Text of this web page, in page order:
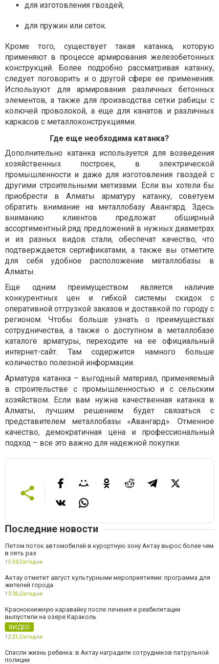
для изготовления гвоздей;
для пружин или сеток.
Кроме того, существует такая катанка, которую
применяют в процессе армирования железобетонных
конструкций. Более подробно рассматривая катанку,
следует поговорить и о другой сфере ее применения.
Используют для армирования различных бетонных
элементов, а также для производства сетки рабицы с
колючей проволокой, а еще для канатов и различных
каркасов с металлоконструкциями.
Где еще необходима катанка?
Дополнительно катанка используется для возведения
хозяйственных построек, в электрической
промышленности и даже для изготовления гвоздей с
другими строительными метизами. Если вы хотели бы
приобрести в Алматы арматуру катанку, советуем
обратить внимание на металлобазу Авангард. Здесь
вниманию клиентов предложат обширный
ассортиментный ряд предложений в нужных диаметрах
и из разных видов стали, обеспечат качество, что
подтверждается сертификатами, а также вы отметите
для себя удобное расположение металлобазы в
Алматы.
Еще одним преимуществом является наличие
конкурентных цен и гибкой системы скидок с
оперативной отгрузкой заказов и доставкой по городу с
регионом. Чтобы больше узнать о преимуществах
сотрудничества, а также о доступном в металлобазе
каталоге арматуры, переходите на ее официальный
интернет-сайт. Там содержится намного больше
количество полезной информации.
Арматура катанка – выгодный материал, применяемый
в строительстве с промышленностью и с сельским
хозяйством. Если вам нужна качественная катанка в
Алматы, лучшим решением будет связаться с
представителем металлобазы «Авангард». Отменное
качество, демократичная цена и профессиональный
подход – все это важно для надежной покупки.
Последние новости
Летом поток автомобилей в курортную зону Актау вырос более чем
в пять раз
15:53,Сегодня
Актау отметит август культурными мероприятиями: программа для
жителей города
13:35,Сегодня
Краснокнижную каравайку после лечения и реабилитации
выпустили на озере Караколь
ВИДЕО
12:21,Сегодня
Спасли жизнь ребенка: в Актау наградили сотрудников патрульной
полиции